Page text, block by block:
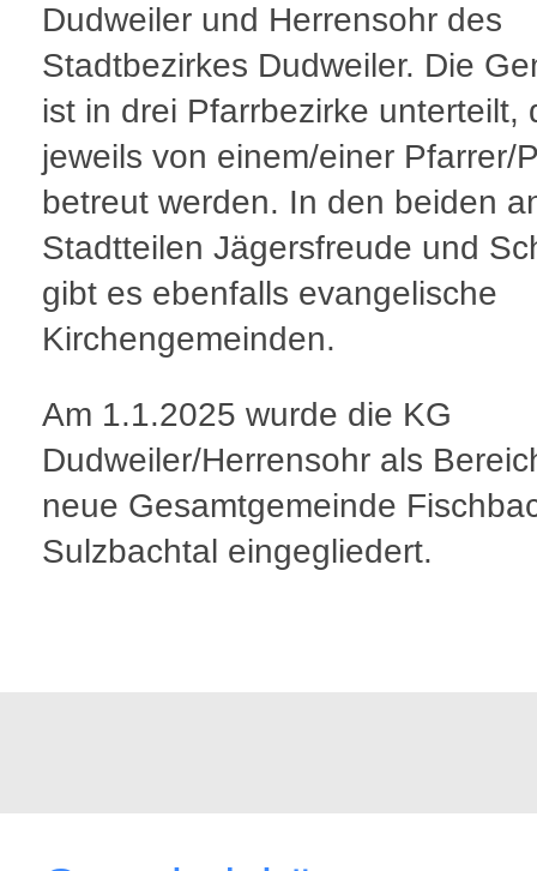
Dudweiler und Herrensohr des
Stadtbezirkes Dudweiler. Die
ist in drei Pfarrbezirke unterteilt,
jeweils von einem/einer Pfarrer/
betreut werden. In den beiden
Stadtteilen Jägersfreude und
gibt es ebenfalls evangelische
Kirchengemeinden.
Am 1.1.2025 wurde die KG
Dudweiler/Herrensohr als
neue Gesamtgemeinde
Sulzbachtal eingegliedert.